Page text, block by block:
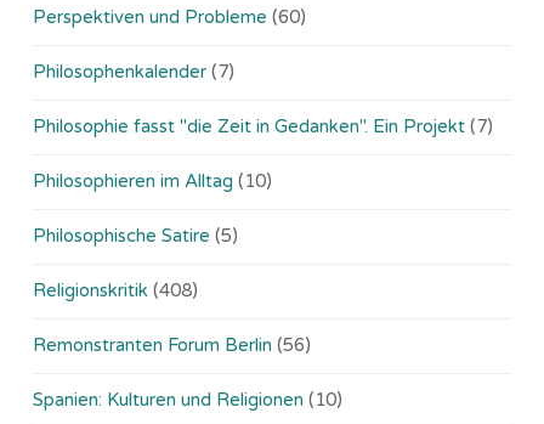
Perspektiven und Probleme (60)
Philosophenkalender (7)
Philosophie fasst "die Zeit in Gedanken". Ein Projekt (7)
Philosophieren im Alltag (10)
Philosophische Satire (5)
Religionskritik (408)
Remonstranten Forum Berlin (56)
Spanien: Kulturen und Religionen (10)